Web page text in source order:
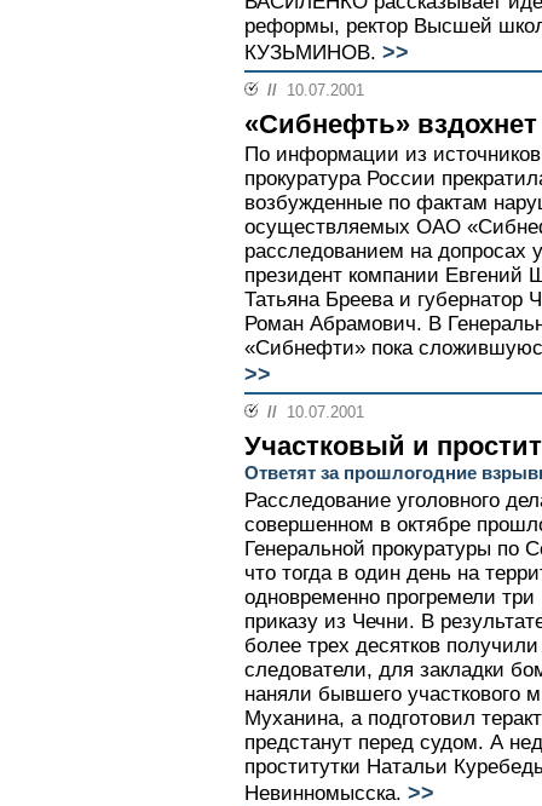
реформы, ректор Высшей
КУЗЬМИНОВ. >>
// 10.07.2001
«Сибнефть»
По информации из
прокуратура России
возбужденные по фактам
осуществляемых ОАО
расследованием на допросах
президент компании Евгений
Татьяна Бреева и губернатор
Роман Абрамович. В
«Сибнефти» пока
>>
// 10.07.2001
Участковый и
Ответят за прошлогодние
Расследование уголовного
совершенном в октябре
Генеральной прокуратуры по
что тогда в один день на
одновременно прогремели
приказу из Чечни. В
более трех десятков
следователи, для закладки
наняли бывшего участкового
Муханина, а подготовил
предстанут перед судом. А
проститутки Натальи
Невинномысска. >>